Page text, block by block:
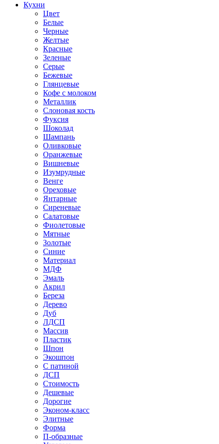
Кухни
Цвет
Белые
Черные
Желтые
Красные
Зеленые
Серые
Бежевые
Глянцевые
Кофе с молоком
Металлик
Слоновая кость
Фуксия
Шоколад
Шампань
Оливковые
Оранжевые
Вишневые
Изумрудные
Венге
Ореховые
Янтарные
Сиреневые
Салатовые
Фиолетовые
Мятные
Золотые
Синие
Материал
МДФ
Эмаль
Акрил
Береза
Дерево
Дуб
ЛДСП
Массив
Пластик
Шпон
Экошпон
С патиной
ДСП
Стоимость
Дешевые
Дорогие
Эконом-класс
Элитные
Форма
П-образные